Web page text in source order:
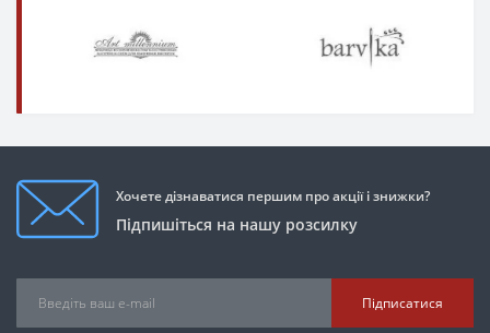
Хочете дізнаватися першим про акції і знижки?
Підпишіться на нашу розсилку
Підписатися